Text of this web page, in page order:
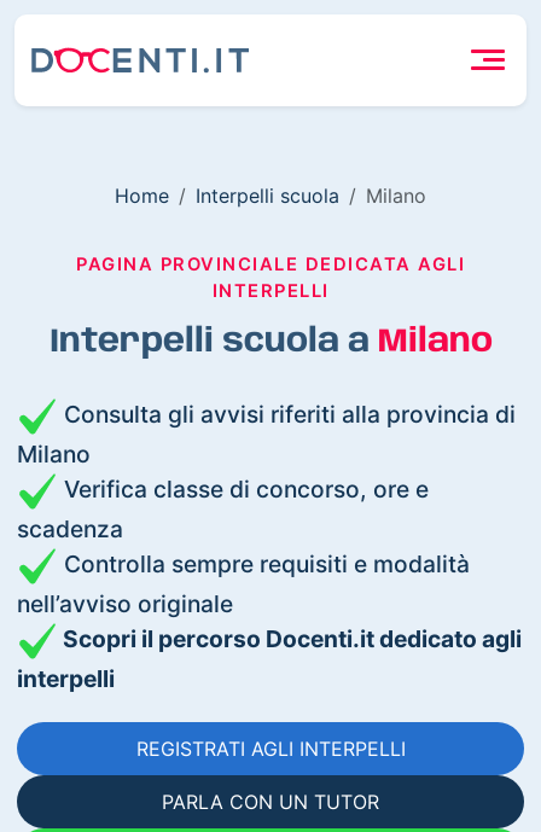
Home Interpelli scuola Milano
PAGINA PROVINCIALE DEDICATA AGLI
INTERPELLI
Interpelli scuola a Milano
Consulta gli avvisi riferiti alla provincia di
Milano
Verifica classe di concorso, ore e
scadenza
Controlla sempre requisiti e modalità
nell’avviso originale
Scopri il percorso Docenti.it dedicato agli
interpelli
REGISTRATI AGLI INTERPELLI
PARLA CON UN TUTOR